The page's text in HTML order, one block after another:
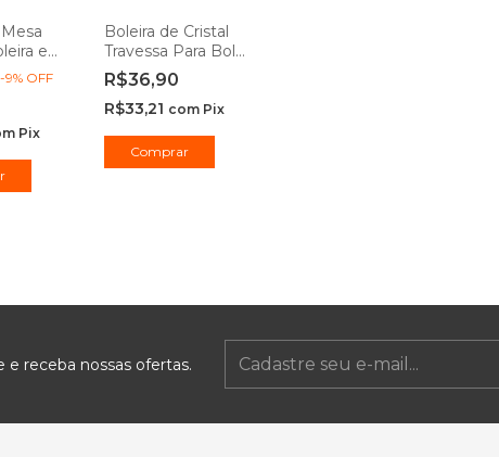
em
-
-9% OFF
Pix
Boleira de Cristal
Travessa Para Bolo
Transparente
Renaissance - Lyor
R$36,90
R$33,21 com Pix
e receba nossas ofertas.